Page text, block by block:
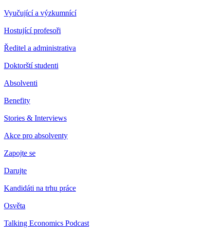
Vyučující a výzkumnící
Hostující profesoři
Ředitel a administrativa
Doktorští studenti
Absolventi
Benefity
Stories & Interviews
Akce pro absolventy
Zapojte se
Darujte
Kandidáti na trhu práce
Osvěta
Talking Economics Podcast